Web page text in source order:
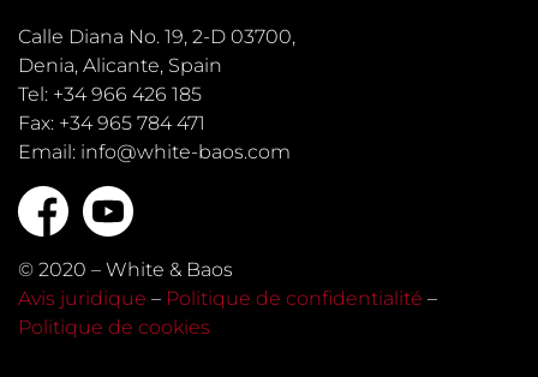
Calle Diana No. 19, 2-D 03700,
Denia, Alicante, Spain
Tel: +34 966 426 185
Fax: +34 965 784 471
Email: info@white-baos.com
© 2020 – White & Baos
Avis juridique – Politique de confidentialité –
Politique de cookies